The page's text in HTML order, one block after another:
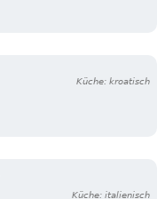
Küche: kroatisch
Küche: italienisch